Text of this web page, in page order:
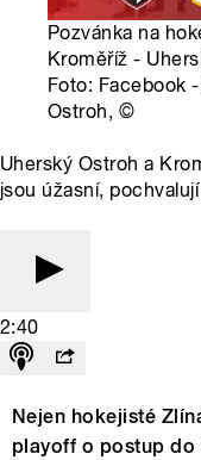
Pozvánka na
Kroměříž -
Foto: Facebook
Ostroh, ©
Uherský Ostroh a
jsou úžasní,
2:40
Nejen hokejisté
playoff o postup do